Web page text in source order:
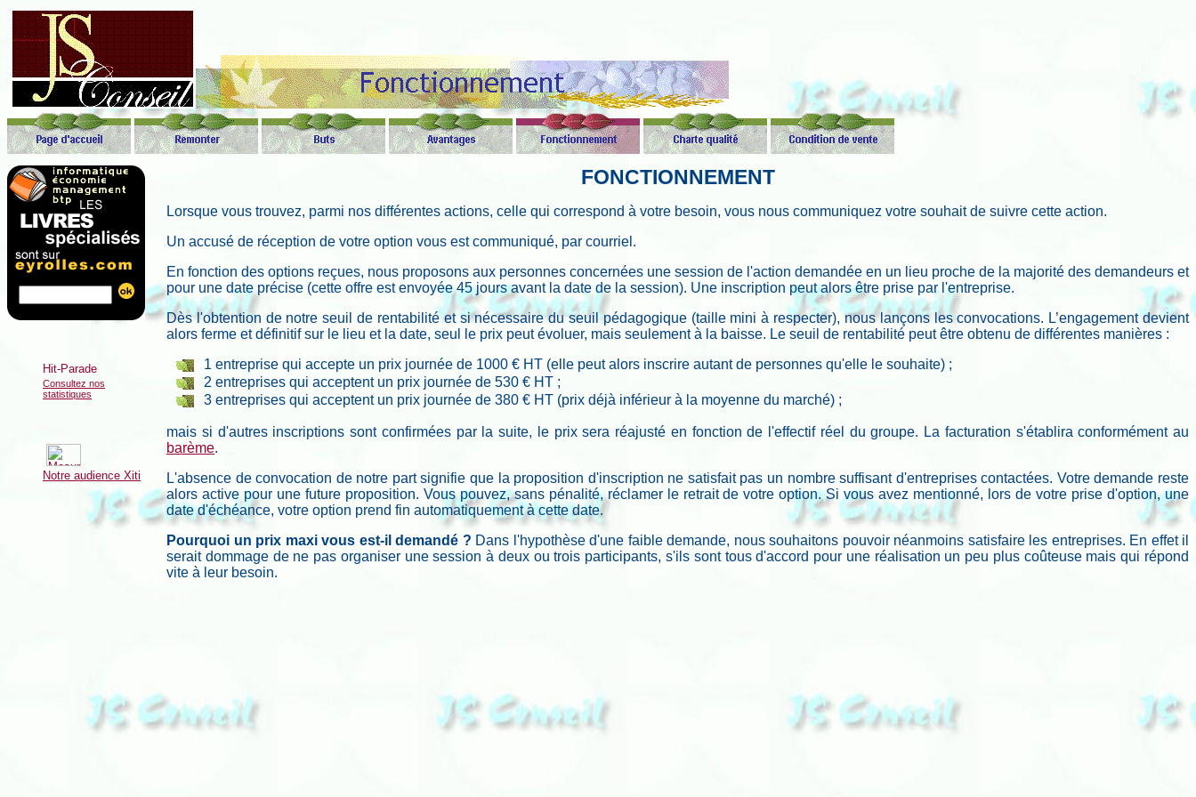
Consultez nos
statistiques
Notre audience Xiti
FONCTIONNEMENT
Lorsque vous trouvez, parmi nos différentes actions, celle qui correspond à votre besoin, vous nous communiquez votre souhait de suivre cette action.
Un accusé de réception de votre option vous est communiqué, par courriel.
En fonction des options reçues, nous proposons aux personnes concernées une session de l'action demandée en un lieu proche de la majorité des demandeurs et
pour une date précise (cette offre est envoyée 45 jours avant la date de la session). Une inscription peut alors être prise par l'entreprise.
Dès l'obtention de notreseuil de rentabilité et si nécessaire du seuil pédagogique (taille mini à respecter), nous lançons les convocations. L’engagement devient
alors ferme et définitif sur le lieu et la date, seul le prix peut évoluer, mais seulement à la baisse. Le seuil de rentabilité peut être obtenu de différentes manières :
1 entreprise qui accepte un prix journée de 1000 € HT (elle peut alors inscrire autant de personnes qu'elle le souhaite) ;
2 entreprises qui acceptent un prix journée de 530 € HT ;
3 entreprises qui acceptent un prix journée de 380 € HT (prix déjà inférieur à la moyenne du marché) ;
mais si d'autres inscriptions sont confirmées par la suite, le prix sera réajusté en fonction de l'effectif réel du groupe. La facturation s'établira conformément au
barème.
L'absence de convocation de notre part signifie que la proposition d'inscription ne satisfait pas un nombre suffisant d'entreprises contactées. Votre demande reste
alors active pour une future proposition. Vous pouvez, sans pénalité, réclamer le retrait de votre option. Si vous avez mentionné, lors de votre prise d'option, une
date d'échéance, votre option prend fin automatiquement à cette date.
Pourquoi un prix maxi vous est-il demandé ? Dans l'hypothèse d'une faible demande, nous souhaitons pouvoir néanmoins satisfaire les entreprises. En effet il
serait dommage de ne pas organiser une session à deux ou trois participants, s'ils sont tous d'accord pour une réalisation un peu plus coûteuse mais qui répond
vite à leur besoin.